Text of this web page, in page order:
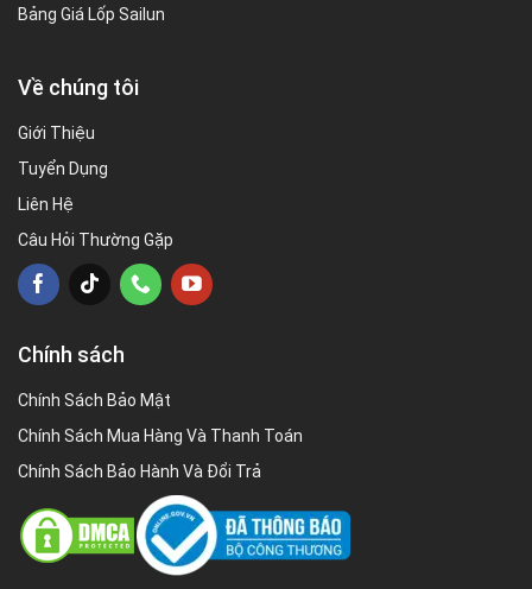
Bảng Giá Lốp Sailun
Về chúng tôi
Giới Thiệu
Tuyển Dụng
Liên Hệ
Câu Hỏi Thường Gặp
Chính sách
Chính Sách Bảo Mật
Chính Sách Mua Hàng Và Thanh Toán
Chính Sách Bảo Hành Và Đổi Trả